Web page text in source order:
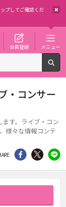
プしてご確認くだ
会員登録 メニュー
・コンサー
ます。ライブ・コン
様々な情報コンテ
シェア Twitter